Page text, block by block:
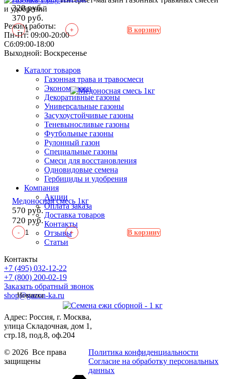
320 руб.
370 руб.
- + В корзину
Медоносная смесь 1кг
570 руб.
720 руб.
- + В корзину
Новинка
и удобрений
Режим работы:
Пн-Пт: 09:00-20:00
Сб:09:00-18:00
Выходной: Воскресенье
Каталог товаров
Газонная трава и травосмеси
Эконом газон
Декоративные газоны
Универсальные газоны
Засухоустойчивые газоны
Теневыносливые газоны
Футбольные газоны
Рулонный газон
Специальные газоны
Смеси для восстановления
Одновидовые семена
Гербициды и удобрения
Компания
Акции
Оплата заказа
Доставка товаров
Контакты
Отзывы
Статьи
Контакты
+7 (495) 032-12-22
+7 (800) 200-02-19
Заказать обратный звонок
shop@gazon-ka.ru
Адрес: Россия, г. Москва,
улица Складочная, дом 1,
стр.18, под.8, оф.204
© 2026 Все права
защищены
Политика конфиденциальности
Согласие на обработку персональных
данных